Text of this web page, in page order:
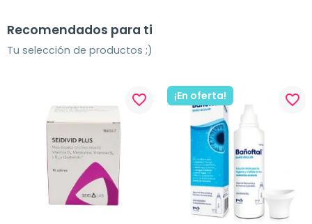
Recomendados para ti
Tu selección de productos ;)
favorite_border ¡En oferta! favorite_border